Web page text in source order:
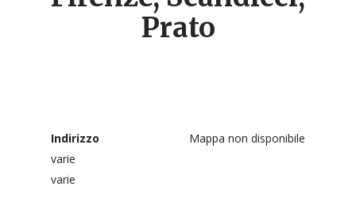
Prato
Indirizzo
varie
varie
Mappa non disponibile